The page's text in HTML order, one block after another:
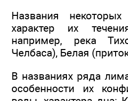
Названия
характер их
например, река
Челбаса), Белая
В названиях ряда
особенности их